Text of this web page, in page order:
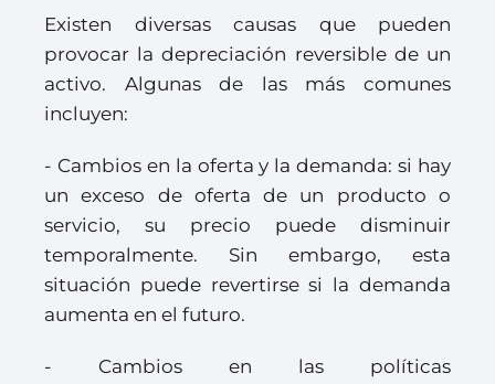
Existen diversas causas que pueden
provocar la depreciación reversible de un
activo. Algunas de las más comunes
incluyen:
- Cambios en la oferta y la demanda: si hay
un exceso de oferta de un producto o
servicio, su precio puede disminuir
temporalmente. Sin embargo, esta
situación puede revertirse si la demanda
aumenta en el futuro.
- Cambios en las políticas